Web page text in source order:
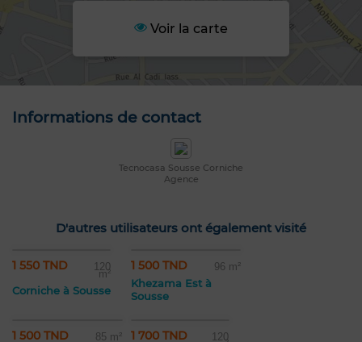
Voir la carte
Informations de contact
Tecnocasa Sousse Corniche
Agence
D'autres utilisateurs ont également visité
1 550 TND 120
m²
Corniche à Sousse
1 500 TND 96 m²
Khezama Est à
Sousse
1 500 TND 85 m² 1 700 TND 120